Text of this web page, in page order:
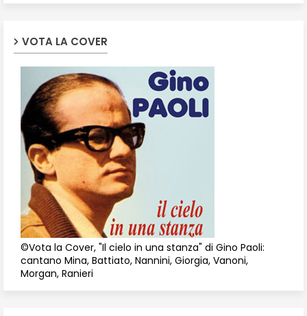
VOTA LA COVER
©Vota la Cover, "Il cielo in una stanza" di Gino Paoli:
cantano Mina, Battiato, Nannini, Giorgia, Vanoni,
Morgan, Ranieri